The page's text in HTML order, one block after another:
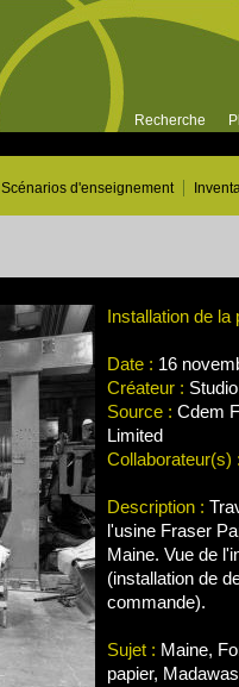
Recherche
Scénarios d'enseignement
Installation de
Date : 16
Créateur :
Source : Cdem
Limited
Collaborateur(s) :
Description :
l'usine Fraser
Maine. Vue de
(installation de
commande).
Sujet : Maine,
papier,